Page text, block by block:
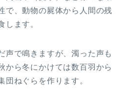
で、動物の屍体から人間の残
します。
で鳴きますが、濁った声も
から冬にかけては数百羽から
団ねぐらを作ります。